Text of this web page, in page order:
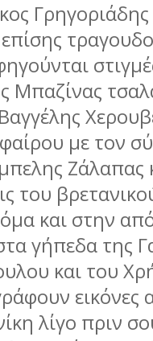
Μπαζίνας
με τον
Ζάλαπας
του
και στην
γήπεδα της
και του
εικόνες
λίγο πριν